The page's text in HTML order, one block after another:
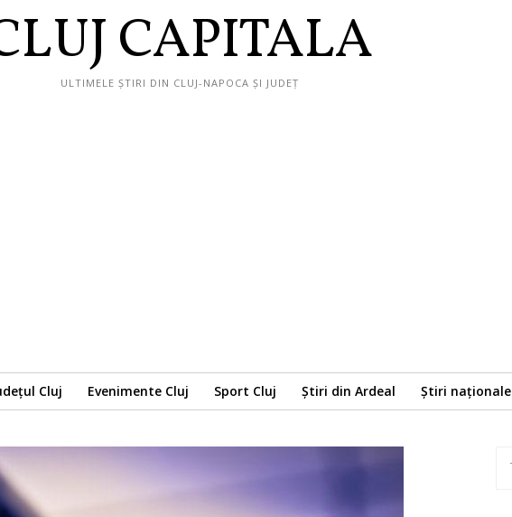
CAPITALA
ULTIMELE ȘTIRI DIN CLUJ-NAPOCA ȘI JUDEȚ
Cluj Evenimente Cluj Sport Cluj Știri din Ardeal Știri naționale